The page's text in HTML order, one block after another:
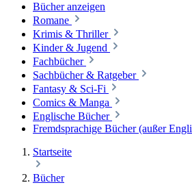
Bücher anzeigen
Romane
Krimis & Thriller
Kinder & Jugend
Fachbücher
Sachbücher & Ratgeber
Fantasy & Sci-Fi
Comics & Manga
Englische Bücher
Fremdsprachige Bücher (außer
Startseite
Bücher